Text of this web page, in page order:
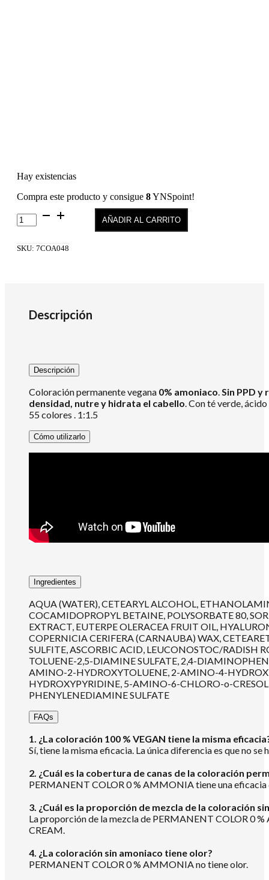
Hay existencias
Compra este producto y consigue 8YNSpoint!
Color
Permanente
Amoniaco
AÑADIR AL CARRITO
SKU: 7COA048
Descripción
Descripción
Coloración permanente vegana 0% amoniaco.Sin PPD y
densidad, nutre y hidrata el cabello. Con té verde,
55 colores . 1:1.5
Cómo utilizarlo
Ingredientes
AQUA (WATER), CETEARYL ALCOHOL,
COCAMIDOPROPYL BETAINE, POLYSORBATE 80,
EXTRACT, EUTERPE OLERACEA FRUIT OIL,
COPERNICIA CERIFERA (CARNAUBA) WAX,
SULFITE, ASCORBIC ACID, LEUCONOSTOC/RADISH
TOLUENE-2,5-DIAMINE SULFATE, 2,4-
AMINO-2-HYDROXYTOLUENE, 2-AMINO-4-
HYDROXYPYRIDINE, 5-AMINO-6-CHLORO-o-
PHENYLENEDIAMINE SULFATE
FAQs
1. ¿La coloración 100 % VEGAN tiene la misma
Sí, tiene la misma eficacia. La única diferencia es que no
2. ¿Cuál es la cobertura de canas de la coloración
PERMANENT COLOR 0 % AMMONIA tiene una eficacia
3. ¿Cuál es la proporción de mezcla de la coloración
La proporción de la mezcla de PERMANENT COLOR 0
CREAM.
4. ¿La coloración sin amoniaco tiene olor?
PERMANENT COLOR 0 % AMMONIA no tiene olor.